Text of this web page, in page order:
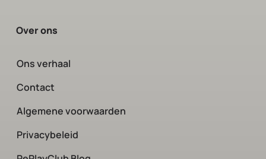
Over ons
Ons verhaal
Contact
Algemene voorwaarden
Privacybeleid